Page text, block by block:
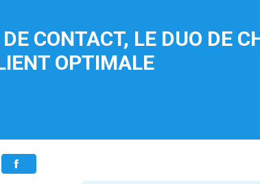
CONTACT, LE DUO DE
OPTIMALE